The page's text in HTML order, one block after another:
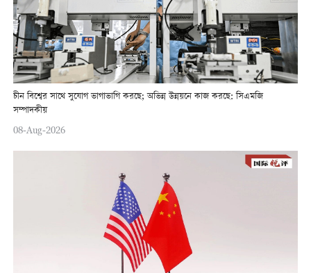
চীন বিশ্বের সাথে সুযোগ ভাগাভাগি করছে; অভিন্ন উন্নয়নে কাজ করছে: সিএমজি
সম্পাদকীয়
08-Aug-2026